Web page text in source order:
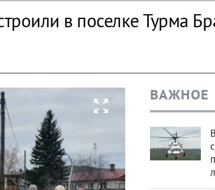
в поселке Турма
zoom_out_map
ВАЖНОЕ